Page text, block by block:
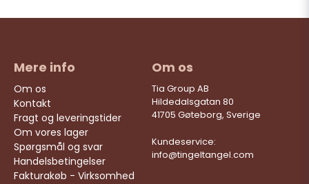
Mere info
Om os
Kontakt
Fragt og leveringstider
Om vores lager
Spørgsmål og svar
Handelsbetingelser
Fakturakøb - Virksomhed
Om os
Tia Group AB
Hildedalsgatan 80
41705 Gøteborg, Sverige
Kundeservice:
info@tingeltangel.com